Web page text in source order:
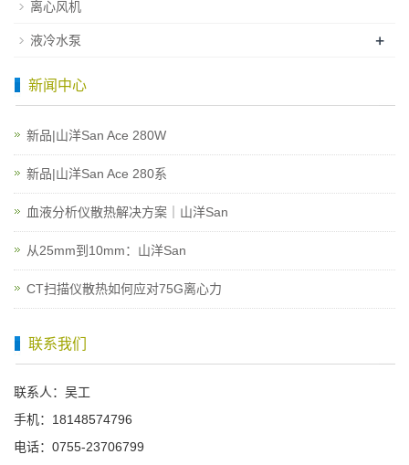
离心风机
液冷水泵 +
新闻中心
新品|山洋San Ace 280W
新品|山洋San Ace 280系
血液分析仪散热解决方案｜山洋San
从25mm到10mm：山洋San
CT扫描仪散热如何应对75G离心力
联系我们
联系人：吴工
手机：18148574796
电话：0755-23706799